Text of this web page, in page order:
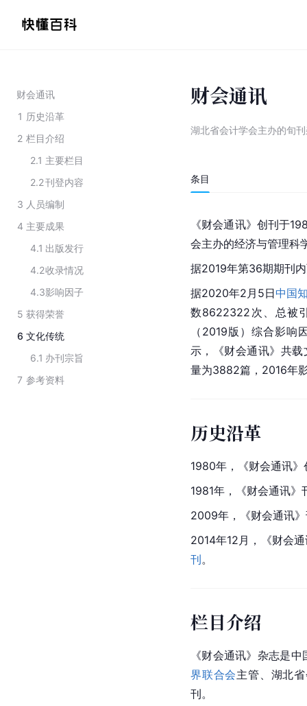
财会通讯
1 历史沿革
2 栏目介绍
2.1 主要栏目
2.2刊登内容
3 人员编制
4 主要成果
4.1 出版发行
4.2收录情况
4.3影响因子
5 获得荣誉
6 文化传统
6.1 办刊宗旨
7 参考资料
财会通讯
湖北省会计学会主办的旬
条目
《财会通讯》创刊于
会主办的经济与管理科
据2019年第36期期刊
据2020年2月5日中国
数8622322次、总被
（2019版）综合影
示，《财会通讯》共
量为3882篇，2016年
历史沿革
1980年，《财会通讯
1981年，《财会通讯》
2009年，《财会通讯
2014年12月，《财会
刊。
栏目介绍
《财会通讯》杂志是
界联合会主管、湖北
刊。